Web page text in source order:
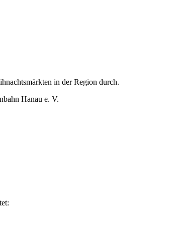
in der Region durch.
Hanau e. V.